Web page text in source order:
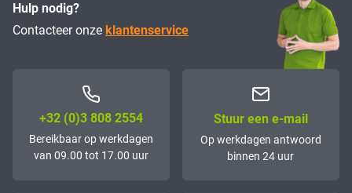
Hulp nodig?
Contacteer onze klantenservice
+32 (0)3 808 2554
Bereikbaar op werkdagen
van 09.00 tot 17.00 uur
Stuur een e-mail
Op werkdagen antwoord
binnen 24 uur